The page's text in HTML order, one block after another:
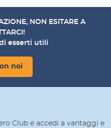
NON ESITARE A
esserti utili
noi
Club e accedi a vantaggi e